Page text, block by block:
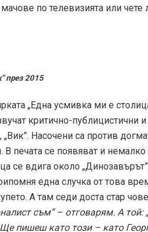
по телевизията или
през 2015
„Една усмивка ми е
критично-публицистични
„Вик”. Насочени са против
печата се появяват и
се вдига около
една случка от това
А там седи доста стар
съм” – отговарям. А
пишеш като този – като